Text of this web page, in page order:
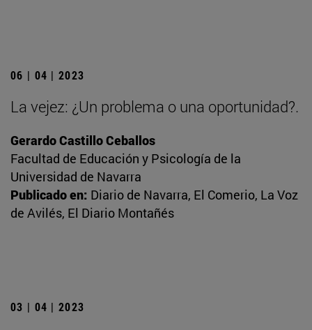
06 | 04 | 2023
La vejez: ¿Un problema o una oportunidad?.
Gerardo Castillo Ceballos
Facultad de Educación y Psicología de la
Universidad de Navarra
Publicado en: Diario de Navarra, El Comerio, La Voz
de Avilés, El Diario Montañés
03 | 04 | 2023